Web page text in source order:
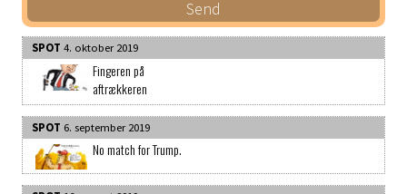
SPOT 4. oktober 2019
Fingeren på
aftrækkeren
SPOT 6. september 2019
No match for Trump.